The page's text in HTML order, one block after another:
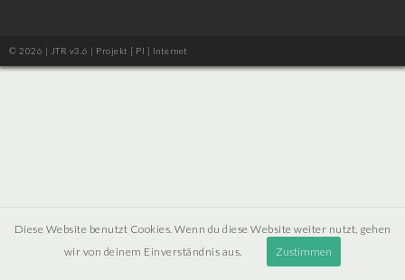
© 2026 | JTR v3.6 | Projekt [ PI ] Internet
Diese Website benutzt Cookies. Wenn du diese Website weiter nutzt, gehen
wir von deinem Einverständnis aus.
Zustimmen